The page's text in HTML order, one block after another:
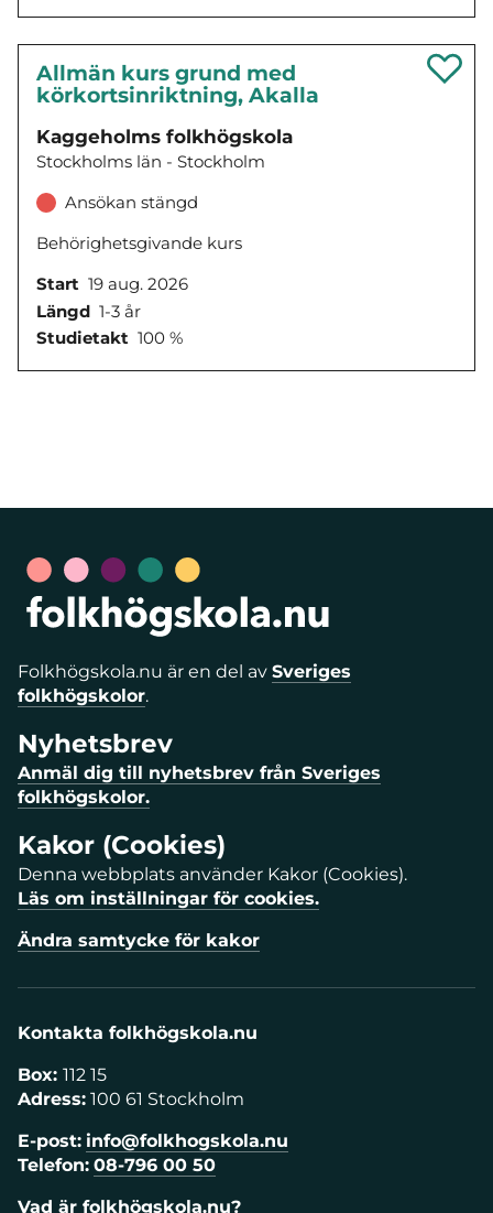
Allmän kurs grund med
körkortsinriktning, Akalla
Kaggeholms folkhögskola
Stockholms län - Stockholm
Ansökan stängd
Behörighetsgivande kurs
Start 19 aug. 2026
Längd 1-3 år
Studietakt 100 %
Folkhögskola.nu är en del av Sveriges
folkhögskolor.
Nyhetsbrev
Anmäl dig till nyhetsbrev från Sveriges
folkhögskolor.
Kakor (Cookies)
Denna webbplats använder Kakor (Cookies).
Läs om inställningar för cookies.
Ändra samtycke för kakor
Kontakta folkhögskola.nu
Box: 112 15
Adress: 100 61 Stockholm
E-post: info@folkhogskola.nu
Telefon: 08-796 00 50
Vad är folkhögskola.nu?